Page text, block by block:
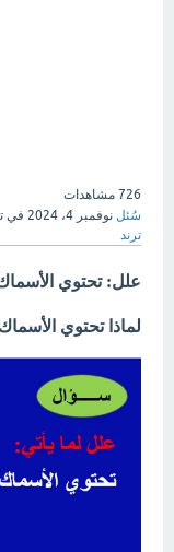
726 مشاهدات
سُئل نوفمبر 4، 2024 في
ترند
علل: تحتوي
لماذا تحتوي